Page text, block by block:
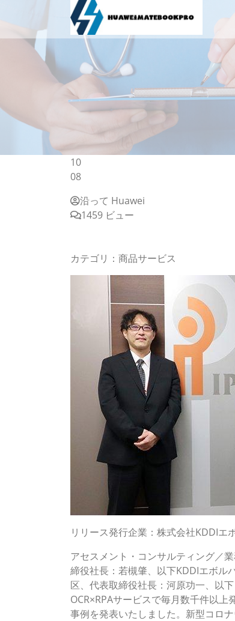
10
08
沿って Huawei
1459 ビュー
カテゴリ：商品サービス
リリース発行企業：株式会社KDDIエ
アセスメント・コンサルティング／
締役社長：若槻肇、以下KDDIエボル
区、代表取締役社長：河原功一、以
OCR×RPAサービスで毎月数千件以
事例を発表いたしました。新型コロ